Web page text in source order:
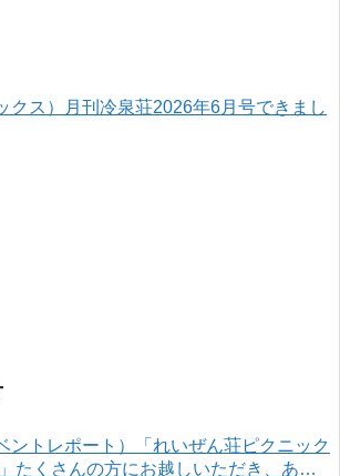
クス）月刊冷泉荘2026年6月号できまし
ントレポート）「れいぜん荘ピクニック
たくさんの方にお越しいただき、あり